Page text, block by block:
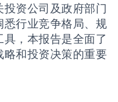
资公司及政府部门
行业竞争格局、规
，本报告是全面了
和投资决策的重要